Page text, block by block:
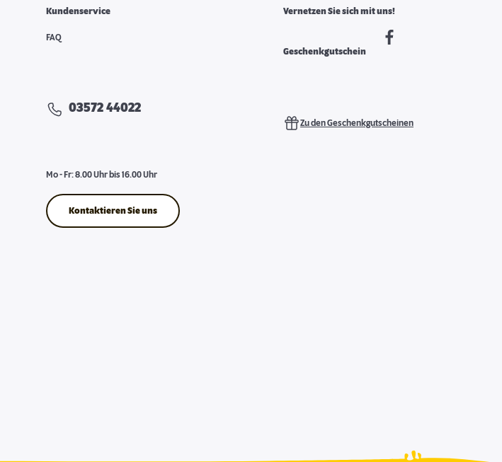
Kundenservice
FAQ
03572 44022
Mo - Fr: 8.00 Uhr bis 16.00 Uhr
Kontaktieren Sie uns
Vernetzen Sie sich mit uns!
Geschenkgutschein
Zu den Geschenkgutscheinen